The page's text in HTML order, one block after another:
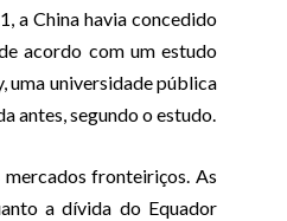
a China havia concedido
acordo com um estudo
uma universidade pública
antes, segundo o estudo.
fronteiriços. As
a dívida do Equador